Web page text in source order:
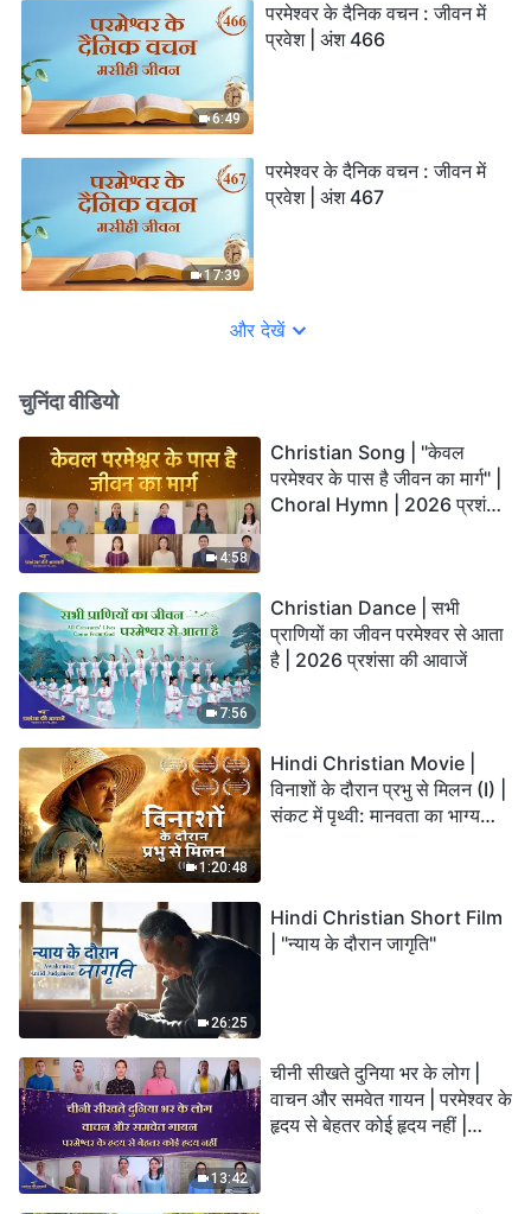
6:49
परमेश्वर के दैनिक वचन : जीवन में
प्रवेश | अंश 466
17:39
परमेश्वर के दैनिक वचन : जीवन में
प्रवेश | अंश 467
और देखें
चुनिंदा वीडियो
4:58
Christian Song | "केवल
परमेश्वर के पास है जीवन का मार्ग" |
Choral Hymn | 2026 प्रशंसा
7:56
Christian Dance | सभी
प्राणियों का जीवन परमेश्वर से आता
है | 2026 प्रशंसा की आवाजें
1:20:48
Hindi Christian Movie |
विनाशों के दौरान प्रभु से मिलन (I) |
संकट में पृथ्वी: मानवता का भाग्य
26:25
Hindi Christian Short Film
| "न्याय के दौरान जागृति"
13:42
चीनी सीखते दुनिया भर के लोग |
वाचन और समवेत गायन | परमेश्वर के
हृदय से बेहतर कोई हृदय नहीं |